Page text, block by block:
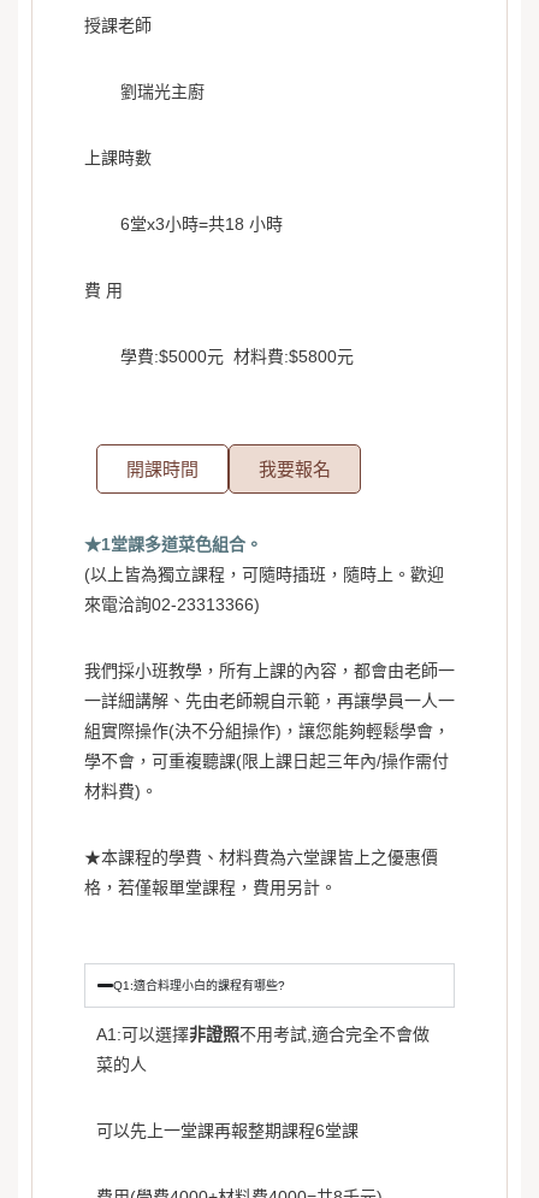
授課老師
劉瑞光主廚
上課時數
6堂x3小時=共18 小時
費 用
學費:$5000元 材料費:$5800元
開課時間 我要報名
★1堂課多道菜色組合 。
(以上皆為獨立課程，可隨時插班，隨時上。歡迎
來電洽詢02-23313366)
我們採小班教學，所有上課的內容，都會由老師一
一詳細講解、先由老師親自示範，再讓學員一人一
組實際操作(決不分組操作)，讓您能夠輕鬆學會，
學不會，可重複聽課(限上課日起三年內/操作需付
材料費)。
★本課程的學費、材料費為六堂課皆上之優惠價
格，若僅報單堂課程，費用另計。
Q1:適合料理小白的課程有哪些?
A1:可以選擇非證照不用考試,適合完全不會做
菜的人
可以先上一堂課再報整期課程6堂課